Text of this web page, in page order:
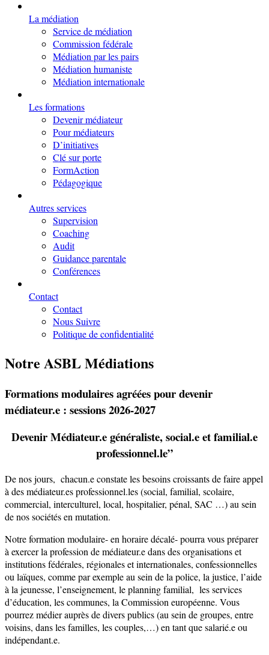
La médiation
Service de médiation
Commission fédérale
Médiation par les pairs
Médiation humaniste
Médiation internationale
Les formations
Devenir médiateur
Pour médiateurs
D’initiatives
Clé sur porte
FormAction
Pédagogique
Autres services
Supervision
Coaching
Audit
Guidance parentale
Conférences
Contact
Contact
Nous Suivre
Politique de confidentialité
Notre ASBL Médiations
Formations modulaires agréées pour devenir
médiateur.e : sessions 2026-2027
DevenirMédiateur.e généraliste, social.e et familial.e
professionnel.le”
De nos jours, chacun.e constate les besoins croissants de faire appel
à des médiateur.es professionnel.les (social, familial, scolaire,
commercial, interculturel, local, hospitalier, pénal, SAC …) au sein
de nos sociétés en mutation.
Notre formation modulaire- en horaire décalé- pourra vous préparer
à exercer la profession de médiateur.e dans des organisations et
institutions fédérales, régionales et internationales, confessionnelles
ou laïques, comme par exemple au sein de la police, la justice, l’aide
à la jeunesse, l’enseignement, le planning familial, les services
d’éducation, les communes, la Commission européenne. Vous
pourrez médier auprès de divers publics (au sein de groupes, entre
voisins, dans les familles, les couples,…) en tant que salarié.e ou
indépendant.e.